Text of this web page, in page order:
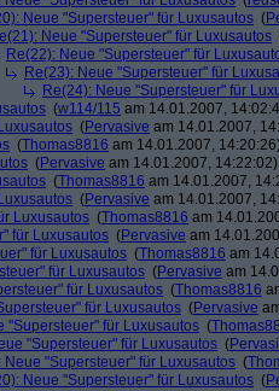
Neue "Supersteuer" für Luxusautos (
Neue "Supersteuer" für Luxusautos
Re(22): Neue "Supersteuer" für
Re(23): Neue "Supersteuer" für
Re(24): Neue "Supersteuer" für
(w114/115 am 14.01.2007,
(Pervasive am 14.01.2007,
(Thomas8816 am 14.01.2007, 14:20:26)
(Pervasive am 14.01.2007, 14:22:02)
(Thomas8816 am 14.01.2007,
(Pervasive am 14.01.2007,
Luxusautos (Thomas8816 am
für Luxusautos (Pervasive am
für Luxusautos (Thomas8816 am
für Luxusautos (Pervasive am
für Luxusautos (Thomas8816
für Luxusautos (Pervasive
"Supersteuer" für Luxusautos (
"Supersteuer" für Luxusautos (
Neue "Supersteuer" für Luxusautos (
Neue "Supersteuer" für Luxusautos (